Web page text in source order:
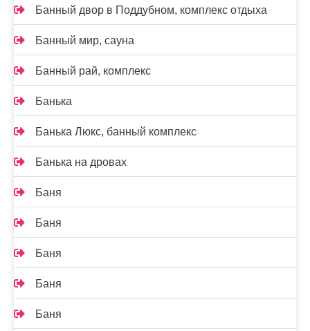
Банный двор в Поддубном, комплекс отдыха
Банный мир, сауна
Банный рай, комплекс
Банька
Банька Люкс, банный комплекс
Банька на дровах
Баня
Баня
Баня
Баня
Баня